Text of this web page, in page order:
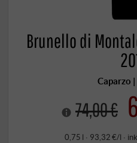
Brunello di
Caparzo
74,00 €
0,75 l · 93,32 €/l ·